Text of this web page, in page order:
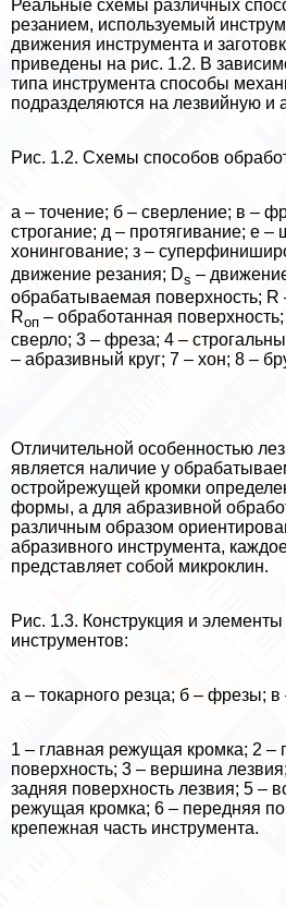
Реальные схемы различных
резанием, используемый
движения инструмента и
приведены на рис. 1.2. В
типа инструмента способы
подразделяются на лезвийную и
Рис. 1.2. Схемы способов
а – точение; б – сверление; в –
строгание; д – протягивание; е
хонингование; з –
движение резания; Ds –
обpaбатываемая поверхность; R
Rоп – обработанная
сверло; 3 – фреза; 4 –
– абразивный круг; 7 – хон; 8 –
Отличительной особенностью
является наличие у
остройрежущей кромки
формы, а для абразивной
различным образом
абразивного инструмента,
представляет собой микроклин.
Рис. 1.3. Конструкция и
инструментов:
а – токарного резца; б – фрезы; в
1 – главная режущая кромка; 2 –
поверхность; 3 – вершина
задняя поверхность лезвия; 5 –
режущая кромка; 6 – передняя
крепежная часть инструмента.